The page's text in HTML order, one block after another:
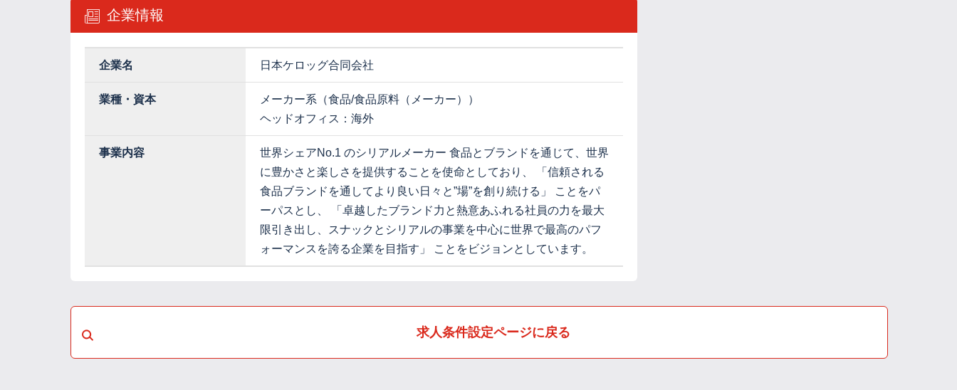
企業情報
企業名 日本ケロッグ合同会社
業種・資本
メーカー系（食品/食品原料（メーカー））
ヘッドオフィス：海外
事業内容
世界シェアNo.1 のシリアルメーカー 食品とブランドを通じて、世界
に豊かさと楽しさを提供することを使命としており、 「信頼される
食品ブランドを通してより良い日々と”場”を創り続ける」 ことをパ
ーパスとし、 「卓越したブランド力と熱意あふれる社員の力を最大
限引き出し、スナックとシリアルの事業を中心に世界で最高のパフ
ォーマンスを誇る企業を目指す」 ことをビジョンとしています。
求人条件設定ページに戻る